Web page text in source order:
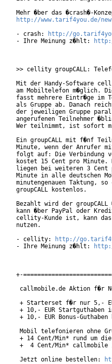
http://www.tarif4you.de/
- crash:
http://
- Ihre Meinung z�hlt:
>> cellity groupCALL:
Mit der Handy-Software
am Mobiltelefon m�glich.
fasst mehrere Eintr�ge im
als Gruppe ab. Danach
der jeweiligen Gruppe
angerufenen Teilnehmer
Wer teilnimmt, ist sofort
Ein groupCALL mit f�nf
Minute, wenn der Anrufer
folgt auf: Die Verbindung
kostet 15 Cent pro Minute.
liegen bei weiteren 3 Cent
Minute in alle deutschen
minutengenauen Taktung,
groupCALL kostenlos.
Bezahlt wird der
kann �ber PayPal oder
cellity-Kunde ist, kann das
nutzen.
- cellity:
http://
- Ihre Meinung z�hlt:
+-
callmobile.de Aktion f�r
+ Starterset f�r nur 5,-
+ 10,- EUR Startguthaben
+ 10,- EUR Bonus-Guthaben
Mobil telefonieren ohne
+ 14 Cent/Min* rund um
+  4 Cent/Min* callmobile
Jetzt online bestellen: